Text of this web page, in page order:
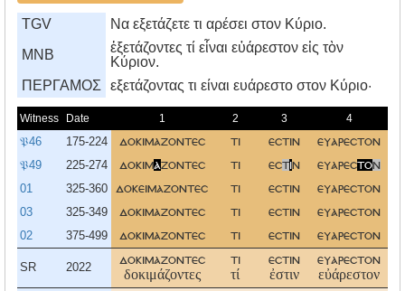
TGV
Να εξετάζετε τι αρέσει στον Κύριο.
MNB
ἐξετάζοντες τί εἶναι εὐάρεστον εἰς τὸν
Κύριον.
ΠΕΡΓΑΜΟΣ
εξετάζοντας τι είναι ευάρεστο στον Kύριο·
Witness Date 1 2 3 4
𝔓46 175-224 δοκιμαζοντεσ τι εστιν ευαρεστον
𝔓49 225-274 δοκιμαζοντεσ τι εστιν ευαρεστον
01 325-360 δοκειμαζοντεσ τι εστιν ευαρεστον
03 325-349 δοκιμαζοντεσ τι εστιν ευαρεστον
02 375-499 δοκιμαζοντεσ τι εστιν ευαρεστον
SR 2022
δοκιμαζοντεσ
δοκιμάζοντες
τι
τί
εστιν
ἐστιν
ευαρεστον
εὐάρεστον